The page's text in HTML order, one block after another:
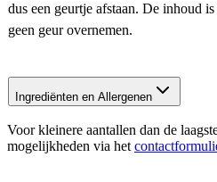
dus een geurtje afstaan. De inhoud
geen geur overnemen.
Ingrediënten en Allergenen
Voor kleinere aantallen dan de
mogelijkheden via het